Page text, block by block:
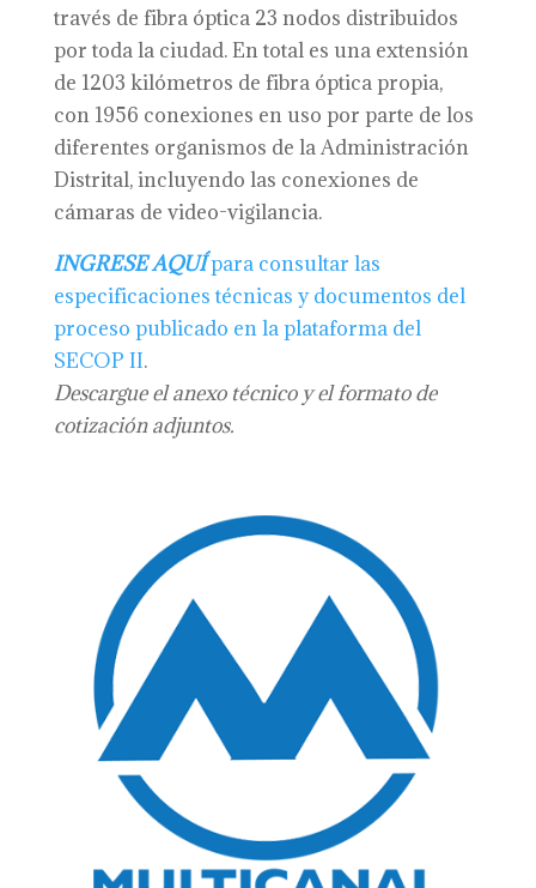
través de fibra óptica 23 nodos distribuidos
por toda la ciudad. En total es una extensión
de 1203 kilómetros de fibra óptica propia,
con 1956 conexiones en uso por parte de los
diferentes organismos de la Administración
Distrital, incluyendo las conexiones de
cámaras de video-vigilancia.
INGRESE AQUÍpara consultar las
especificaciones técnicas y documentos del
proceso publicado en la plataforma del
SECOP II.
Descargue el anexo técnico y el formato de
cotización adjuntos.